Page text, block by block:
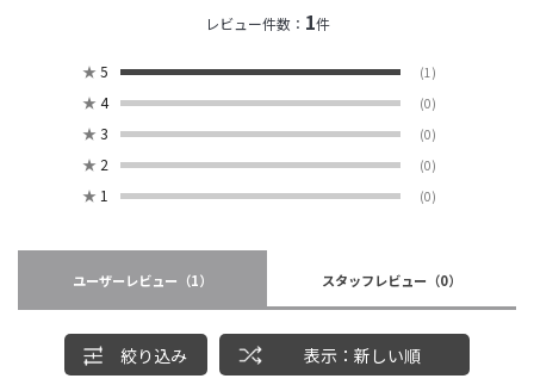
レビュー件数： 1件
★ 5 (1)
★ 4 (0)
★ 3 (0)
★ 2 (0)
★ 1 (0)
ユーザーレビュー （1） スタッフレビュー （0）
絞り込み 表示：新しい順